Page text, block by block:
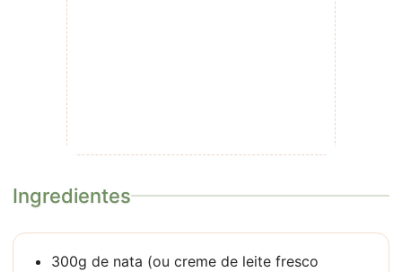
Ingredientes
300g de nata (ou creme de leite fresco